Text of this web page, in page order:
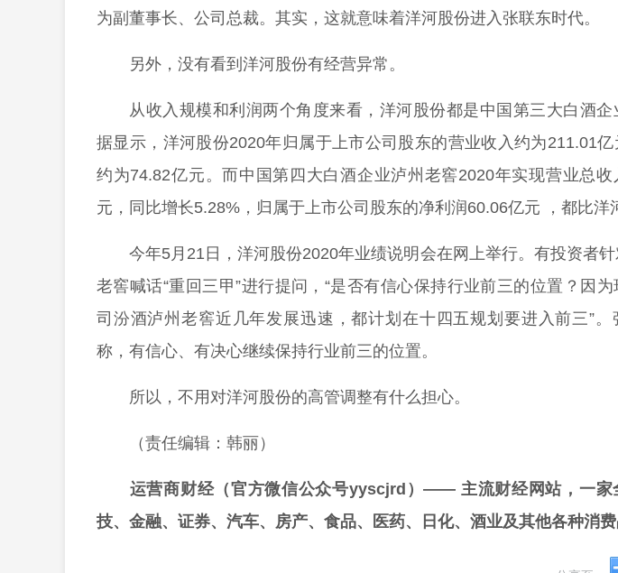
为副董事长、公司总裁。其实，这就意味着洋河股份进入张联东时代。
另外，没有看到洋河股份有经营异常。
从收入规模和利润两个角度来看，洋河股份都是中国第三大白酒企
据显示，洋河股份2020年归属于上市公司股东的营业收入约为211.01亿
约为74.82亿元。而中国第四大白酒企业泸州老窖2020年实现营业总收
元，同比增长5.28%，归属于上市公司股东的净利润60.06亿元 ，都比洋
今年5月21日，洋河股份2020年业绩说明会在网上举行。有投资者针
老窖喊话“重回三甲”进行提问，“是否有信心保持行业前三的位置？因
司汾酒泸州老窖近几年发展迅速，都计划在十四五规划要进入前三”。
称，有信心、有决心继续保持行业前三的位置。
所以，不用对洋河股份的高管调整有什么担心。
（责任编辑：韩丽）
运营商财经（官方微信公众号yyscjrd）—— 主流财经网站，一家
技、金融、证券、汽车、房产、食品、医药、日化、酒业及其他各种消费